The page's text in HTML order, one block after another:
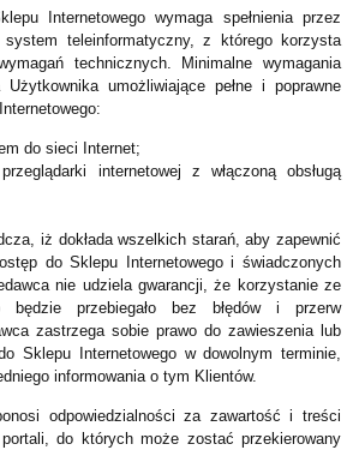
Internetowego wymaga spełnienia przez
teleinformatyczny, z którego korzysta
technicznych. Minimalne wymagania
Użytkownika umożliwiające pełne i poprawne
do sieci Internet;
internetowej z włączoną obsługą
iż dokłada wszelkich starań, aby zapewnić
do Sklepu Internetowego i świadczonych
nie udziela gwarancji, że korzystanie ze
będzie przebiegało bez błędów i przerw
zastrzega sobie prawo do zawieszenia lub
Sklepu Internetowego w dowolnym terminie,
informowania o tym Klientów.
odpowiedzialności za zawartość i treści
do których może zostać przekierowany